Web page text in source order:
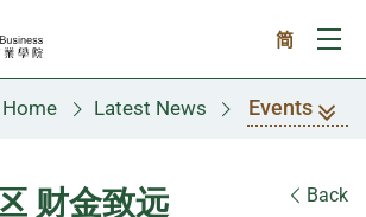
简
Home Latest News Events
财金致远 Back